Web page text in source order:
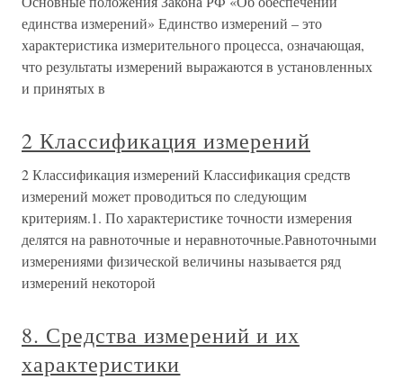
единства измерений» Единство измерений – это
характеристика измерительного процесса, означающая,
что результаты измерений выражаются в установленных
и принятых в
2 Классификация измерений
2 Классификация измерений Классификация средств
измерений может проводиться по следующим
критериям.1. По характеристике точности измерения
делятся на равноточные и неравноточные.Равноточными
измерениями физической величины называется ряд
измерений некоторой
8. Средства измерений и их
характеристики